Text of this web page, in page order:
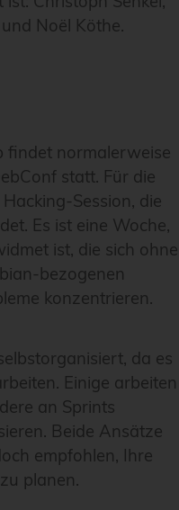
Noël Köthe.
findet normalerweise
statt. Für die
Session, die
Es ist eine Woche,
ist, die sich ohne
bezogenen
konzentrieren.
da es
Einige arbeiten
an Sprints
Beide Ansätze
empfohlen, Ihre
planen.